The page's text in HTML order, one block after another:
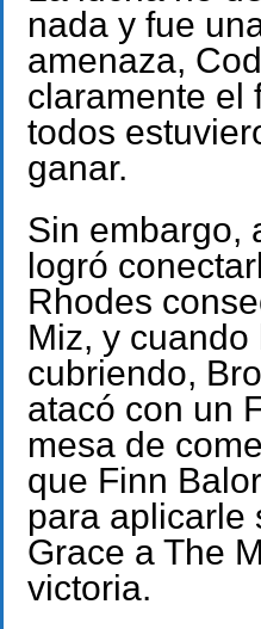
nada y fue
amenaza,
claramente el
todos
ganar.
Sin embargo,
logró
Rhodes
Miz, y cuando
cubriendo,
atacó con un
mesa de
que Finn
para aplicarle
Grace a The
victoria.